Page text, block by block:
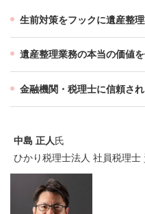
生前対策をフックに遺産整
遺産整理業務の本当の価値
金融機関・税理士に信頼さ
中島 正人氏
ひかり税理士法人 社員税理